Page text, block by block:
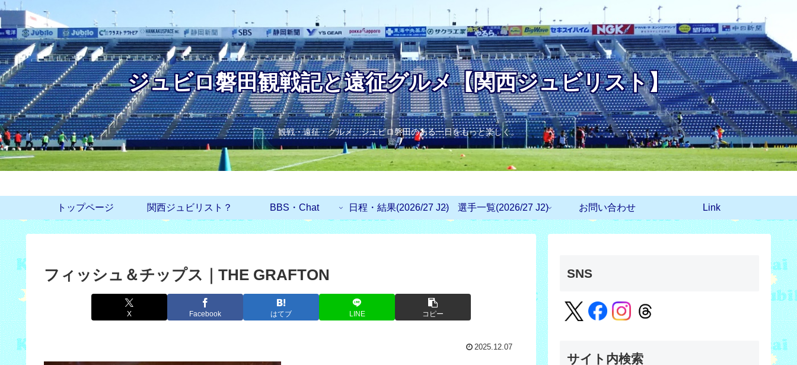
ジュビロ磐田観戦記と遠征グルメ【関西ジュビリスト】
観戦・遠征・グルメ。ジュビロ磐田のある一日をもっと楽しく。
トップページ 関西ジュビリスト？ BBS・Chat 日程・結果(2026/27 J2) 選手一覧(2026/27 J2) お問い合わせ Link
フィッシュ＆チップス｜THE GRAFTON
X Facebook はてブ LINE コピー
2025.12.07
SNS
サイト内検索